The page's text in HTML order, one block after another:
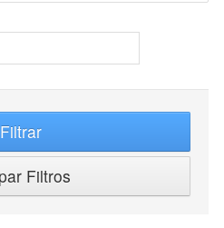
Filtrar
Filtros